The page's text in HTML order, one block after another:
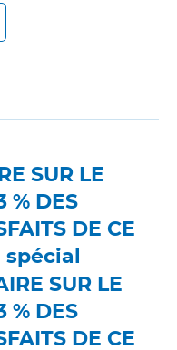
SUR LE
% DES
DE CE
spécial
SUR LE
% DES
DE CE